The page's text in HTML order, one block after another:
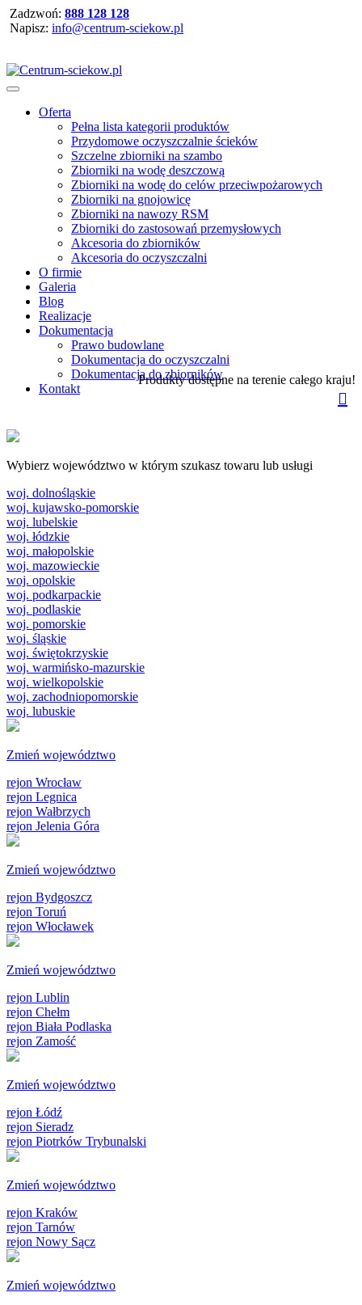
Zadzwoń: 888 128 128
Napisz: info@centrum-sciekow.pl
Oferta
Pełna lista kategorii produktów
Przydomowe oczyszczalnie ścieków
Szczelne zbiorniki na szambo
Zbiorniki na wodę deszczową
Zbiorniki na wodę do celów przeciwpożarowych
Zbiorniki na gnojowicę
Zbiorniki na nawozy RSM
Zbiorniki do zastosowań przemysłowych
Akcesoria do zbiorników
Akcesoria do oczyszczalni
O firmie
Galeria
Blog
Realizacje
Dokumentacja
Prawo budowlane
Dokumentacja do oczyszczalni
Dokumentacja do zbiorników
Kontakt
Produkty dostępne na terenie całego kraju!
Wybierz województwo w którym szukasz towaru lub usługi
woj. dolnośląskie
woj. kujawsko-pomorskie
woj. lubelskie
woj. łódzkie
woj. małopolskie
woj. mazowieckie
woj. opolskie
woj. podkarpackie
woj. podlaskie
woj. pomorskie
woj. śląskie
woj. świętokrzyskie
woj. warmińsko-mazurskie
woj. wielkopolskie
woj. zachodniopomorskie
woj. lubuskie
Zmień województwo
rejon Wrocław
rejon Legnica
rejon Wałbrzych
rejon Jelenia Góra
Zmień województwo
rejon Bydgoszcz
rejon Toruń
rejon Włocławek
Zmień województwo
rejon Lublin
rejon Chełm
rejon Biała Podlaska
rejon Zamość
Zmień województwo
rejon Łódź
rejon Sieradz
rejon Piotrków Trybunalski
Zmień województwo
rejon Kraków
rejon Tarnów
rejon Nowy Sącz
Zmień województwo